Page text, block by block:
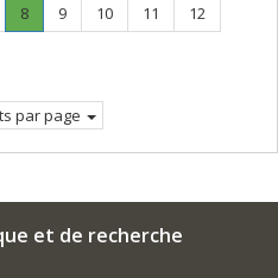
Page
8.
Page
Page
9 Page
10 Page
11 Page
12
par page
et de recherche